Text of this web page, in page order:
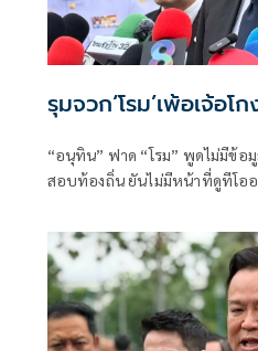
รุมจวก‘โรม’เพ้อเจ้อโ
“อนุทิน” ฟาด “โรม” พูดไม่มีข้อ
สอบท้องถิ่น ยันไม่มีหน้าที่ดูทีโอ